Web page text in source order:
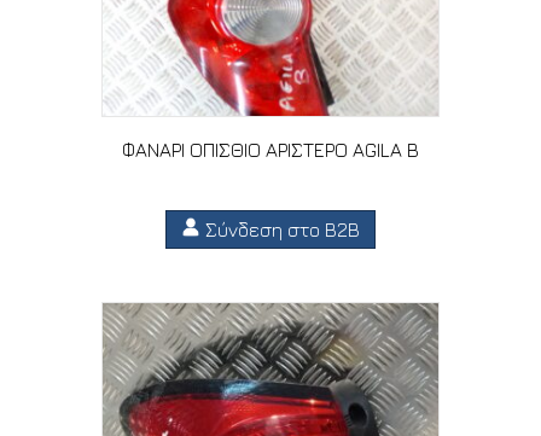
ΦΑΝΑΡΙ ΟΠΙΣΘΙΟ ΑΡΙΣΤΕΡΟ AGILA B
Σύνδεση στο B2B